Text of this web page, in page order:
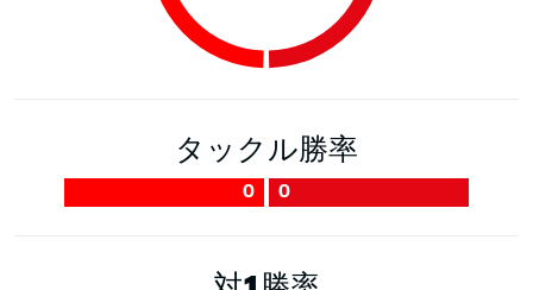
タックル勝率
0 0